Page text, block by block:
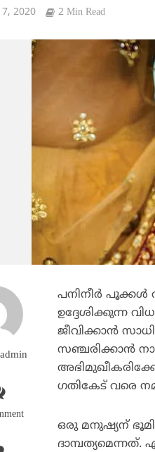
2020 2 Min Read
പനിനീര്‍ പൂക്കള്‍
ഉദ്ദേശിക്കുന്ന
ജീവിക്കാന്‍
സഞ്ചരിക്കാന്‍
ഗതികേട് വരെ
ഒരു മനുഷ്യന്